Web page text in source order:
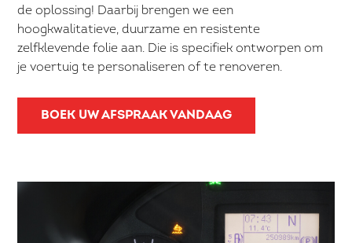
de oplossing! Daarbij brengen we een
hoogkwalitatieve, duurzame en resistente
zelfklevende folie aan. Die is specifiek ontworpen om
je voertuig te personaliseren of te renoveren.
BOEK UW AFSPRAAK VANDAAG